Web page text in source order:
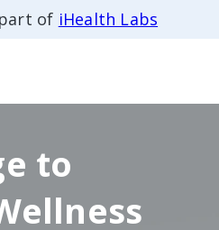
of iHealth Labs
to